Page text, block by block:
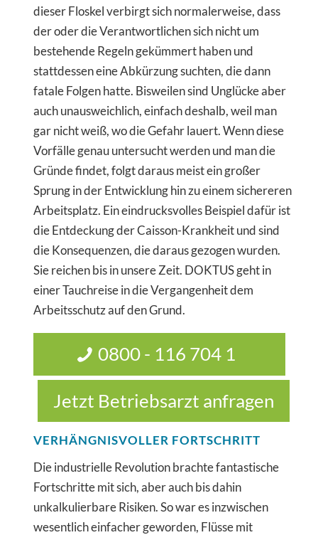
dieser Floskel verbirgt sich normalerweise, dass
der oder die Verantwortlichen sich nicht um
bestehende Regeln gekümmert haben und
stattdessen eine Abkürzung suchten, die dann
fatale Folgen hatte. Bisweilen sind Unglücke aber
auch unausweichlich, einfach deshalb, weil man
gar nicht weiß, wo die Gefahr lauert. Wenn diese
Vorfälle genau untersucht werden und man die
Gründe findet, folgt daraus meist ein großer
Sprung in der Entwicklung hin zu einem sichereren
Arbeitsplatz. Ein eindrucksvolles Beispiel dafür ist
die Entdeckung der Caisson-Krankheit und sind
die Konsequenzen, die daraus gezogen wurden.
Sie reichen bis in unsere Zeit. DOKTUS geht in
einer Tauchreise in die Vergangenheit dem
Arbeitsschutz auf den Grund.
0800 - 116 704 1
Jetzt Betriebsarzt anfragen
VERHÄNGNISVOLLER FORTSCHRITT
Die industrielle Revolution brachte fantastische
Fortschritte mit sich, aber auch bis dahin
unkalkulierbare Risiken. So war es inzwischen
wesentlich einfacher geworden, Flüsse mit